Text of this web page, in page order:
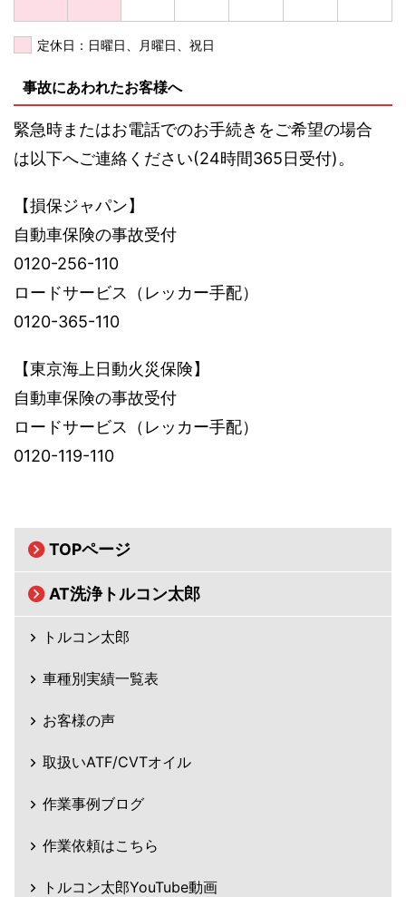
定休日：日曜日、月曜日、祝日
事故にあわれたお客様へ
緊急時またはお電話でのお手続きをご希望の場合
は以下へご連絡ください(24時間365日受付)。
【損保ジャパン】
自動車保険の事故受付
0120-256-110
ロードサービス（レッカー手配）
0120-365-110
【東京海上日動火災保険】
自動車保険の事故受付
ロードサービス（レッカー手配）
0120-119-110
TOPページ
AT洗浄トルコン太郎
トルコン太郎
車種別実績一覧表
お客様の声
取扱いATF/CVTオイル
作業事例ブログ
作業依頼はこちら
トルコン太郎YouTube動画